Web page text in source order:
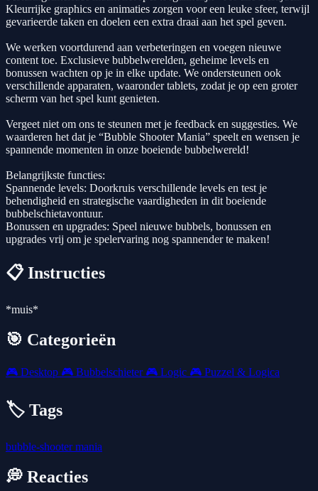
Kleurrijke graphics en animaties zorgen voor een leuke sfeer, terwijl
gevarieerde taken en doelen een extra draai aan het spel geven.
We werken voortdurend aan verbeteringen en voegen nieuwe
content toe. Exclusieve bubbelwerelden, geheime levels en
bonussen wachten op je in elke update. We ondersteunen ook
verschillende apparaten, waaronder tablets, zodat je op een groter
scherm van het spel kunt genieten.
Vergeet niet om ons te steunen met je feedback en suggesties. We
waarderen het dat je “Bubble Shooter Mania” speelt en wensen je
spannende momenten in onze boeiende bubbelwereld!
Belangrijkste functies:
Spannende levels: Doorkruis verschillende levels en test je
behendigheid en strategische vaardigheden in dit boeiende
bubbelschietavontuur.
Bonussen en upgrades: Speel nieuwe bubbels, bonussen en
upgrades vrij om je spelervaring nog spannender te maken!
📋 Instructies
*muis*
🎯 Categorieën
🎮 Desktop 🎮 Bubbelschieter 🎮 Logic 🎮 Puzzel & Logica
🏷️ Tags
bubble-shootermania
💭 Reacties